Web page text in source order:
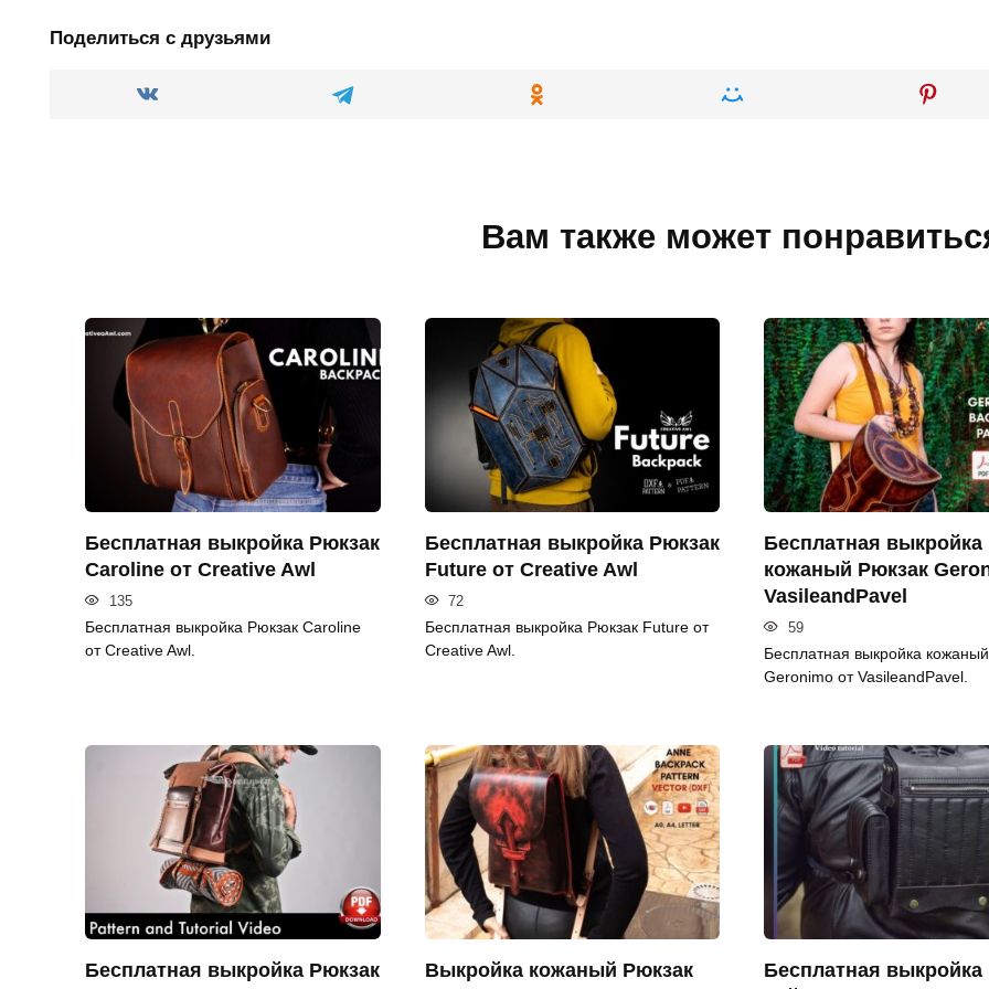
Поделиться с друзьями
Вам также может
Бесплатная выкройка Рюкзак
Caroline от Creative Awl
135
Бесплатная выкройка Рюкзак Caroline
от Creative Awl.
Бесплатная выкройка Рюкзак
Future от Creative Awl
72
Бесплатная выкройка Рюкзак Future от
Creative Awl.
Бесплатная выкройка
кожаный Рюкзак
VasileandPavel
59
Бесплатная выкройка
Geronimo от VasileandPavel.
Бесплатная выкройка Рюкзак
Выкройка кожаный Рюкзак
Бесплатная выкройка